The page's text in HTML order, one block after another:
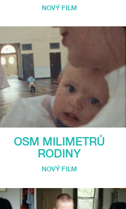
NOVÝ FILM
OSM MILIMETRŮ
RODINY
NOVÝ FILM